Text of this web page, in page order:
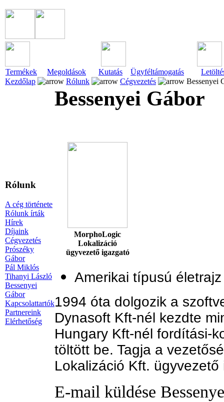
Termékek Megoldások Kutatás Ügyféltámogatás
Kezdőlap
Rólunk Cégvezetés Bessenyei
Rólunk
A cég története
Rólunk írták
Hírek
Díjaink
Cégvezetés
Prószéky
Gábor
Pál Miklós
Tihanyi László
Bessenyei
Gábor
Kapcsolattartók
Partnereink
Elérhetőség
Bessenyei Gábor
MorphoLogic
Lokalizáció
ügyvezető igazgató
Amerikai típusú
1994 óta dolgozik a
Dynasoft Kft-nél kezdte
Hungary Kft-nél fordítási-
töltött be. Tagja a
Lokalizáció Kft. ügyvezető
E-mail küldése